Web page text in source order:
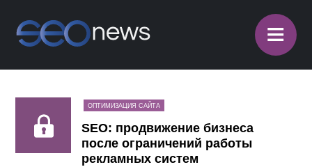
≡
ОПТИМИЗАЦИЯ САЙТА
SEO: продвижение бизнеса
после ограничений работы
рекламных систем